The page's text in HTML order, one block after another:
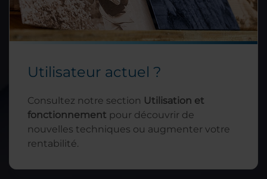
Utilisateur actuel ?
Consultez notre section Utilisation et
fonctionnement pour découvrir de
nouvelles techniques ou augmenter votre
rentabilité.